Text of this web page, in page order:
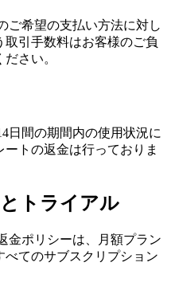
ご希望の支払い方法に対し
引手数料はお客様のご負
さい。
日間の期間内の使用状況に
トの返金は行っておりま
トライアル
金ポリシーは、月額プラン
てのサブスクリプション